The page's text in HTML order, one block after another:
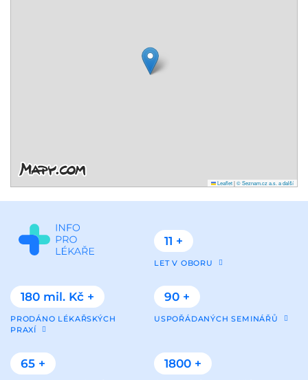
Leaflet|© Seznam.cz a.s. a další
11 +
LET V OBORU
180 mil. Kč +
PRODÁNO LÉKAŘSKÝCH
PRAXÍ
90 +
USPOŘÁDANÝCH SEMINÁŘŮ
65 + 1800 +